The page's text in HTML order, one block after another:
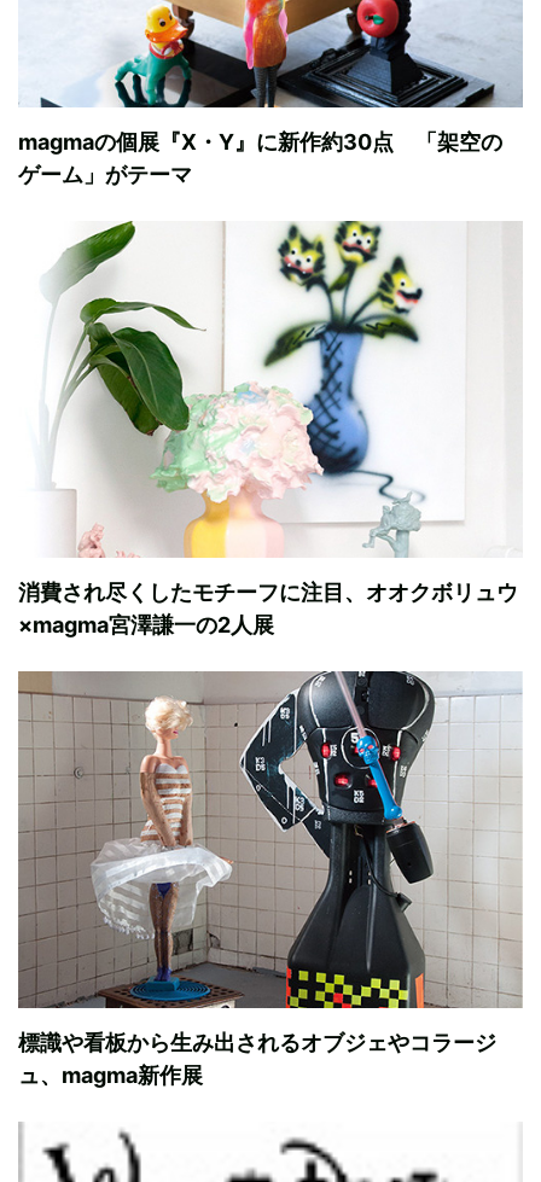
magmaの個展『X・Y』に新作約30点 「架空の
ゲーム」がテーマ
消費され尽くしたモチーフに注目、オオクボリュウ
×magma宮澤謙一の2人展
標識や看板から生み出されるオブジェやコラージ
ュ、magma新作展